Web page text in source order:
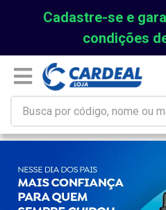
Cadastre-se e
condições